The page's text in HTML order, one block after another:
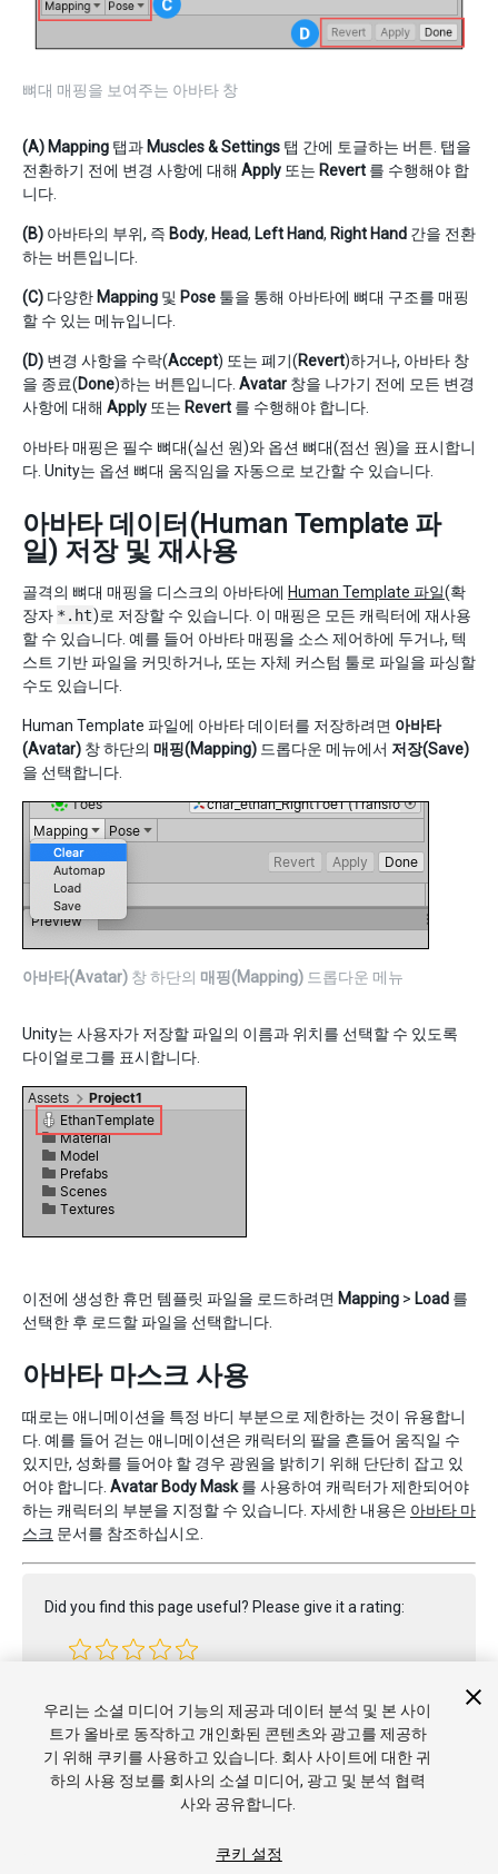
뼈대 매핑을 보여주는 아바타 창
(A) Mapping 탭과 Muscles & Settings 탭 간에 토글하는 버튼. 탭을
전환하기 전에 변경 사항에 대해 Apply 또는 Revert 를 수행해야 합
니다.
(B) 아바타의 부위, 즉 Body, Head, Left Hand, Right Hand 간을 전환
하는 버튼입니다.
(C) 다양한 Mapping 및 Pose 툴을 통해 아바타에 뼈대 구조를 매핑
할 수 있는 메뉴입니다.
(D) 변경 사항을 수락(Accept) 또는 폐기(Revert)하거나, 아바타 창
을 종료(Done)하는 버튼입니다. Avatar 창을 나가기 전에 모든 변경
사항에 대해 Apply 또는 Revert 를 수행해야 합니다.
아바타 매핑은 필수 뼈대(실선 원)와 옵션 뼈대(점선 원)을 표시합니
다. Unity는 옵션 뼈대 움직임을 자동으로 보간할 수 있습니다.
아바타 데이터(Human Template 파
일) 저장 및 재사용
골격의 뼈대 매핑을 디스크의 아바타에 Human Template 파일(확
장자 *.ht)로 저장할 수 있습니다. 이 매핑은 모든 캐릭터에 재사용
할 수 있습니다. 예를 들어 아바타 매핑을 소스 제어하에 두거나, 텍
스트 기반 파일을 커밋하거나, 또는 자체 커스텀 툴로 파일을 파싱할
수도 있습니다.
Human Template 파일에 아바타 데이터를 저장하려면 아바타
(Avatar) 창 하단의 매핑(Mapping) 드롭다운 메뉴에서 저장(Save)
을 선택합니다.
아바타(Avatar) 창 하단의 매핑(Mapping) 드롭다운 메뉴
Unity는 사용자가 저장할 파일의 이름과 위치를 선택할 수 있도록
다이얼로그를 표시합니다.
이전에 생성한 휴먼 템플릿 파일을 로드하려면 Mapping > Load 를
선택한 후 로드할 파일을 선택합니다.
아바타 마스크 사용
때로는 애니메이션을 특정 바디 부분으로 제한하는 것이 유용합니
다. 예를 들어 걷는 애니메이션은 캐릭터의 팔을 흔들어 움직일 수
있지만, 성화를 들어야 할 경우 광원을 밝히기 위해 단단히 잡고 있
어야 합니다. Avatar Body Mask를 사용하여 캐릭터가 제한되어야
하는 캐릭터의 부분을 지정할 수 있습니다. 자세한 내용은 아바타 마
스크 문서를 참조하십시오.
Did you find this page useful? Please give it a rating:
우리는 소셜 미디어 기능의 제공과 데이터 분석 및 본 사이
트가 올바로 동작하고 개인화된 콘텐츠와 광고를 제공하
기 위해 쿠키를 사용하고 있습니다. 회사 사이트에 대한 귀
하의 사용 정보를 회사의 소셜 미디어, 광고 및 분석 협력
사와 공유합니다.
쿠키 설정